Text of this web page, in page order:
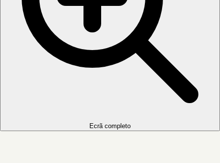
Ecrã completo